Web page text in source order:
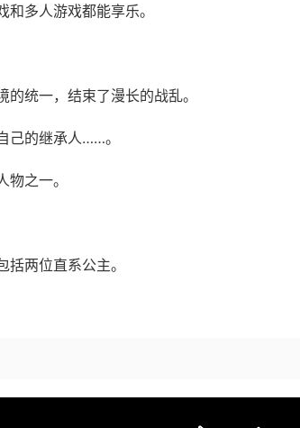
多人游戏都能享乐。
统一，结束了漫长的战乱。
己的继承人……。
之一。
两位直系公主。